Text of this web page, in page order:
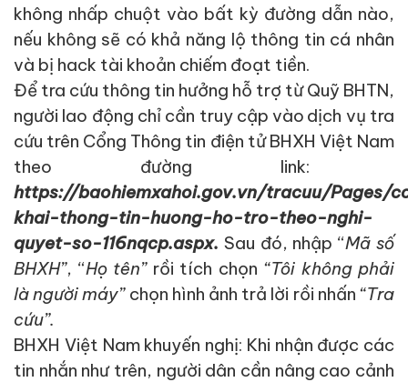
không nhấp chuột vào bất kỳ đường dẫn nào,
nếu không sẽ có khả năng lộ thông tin cá nhân
và bị hack tài khoản chiếm đoạt tiền.
Để tra cứu thông tin hưởng hỗ trợ từ Quỹ BHTN,
người lao động chỉ cần truy cập vào dịch vụ tra
cứu trên Cổng Thông tin điện tử BHXH Việt Nam
theo đường link:
https://baohiemxahoi.gov.vn/tracuu/Pages/
khai-thong-tin-huong-ho-tro-theo-nghi-
quyet-so-116nqcp.aspx. Sau đó, nhập“Mã số
BHXH”, “Họ tên”rồi tích chọn “Tôi không phải
là người máy”chọn hình ảnh trả lời rồi nhấn “Tra
cứu”.
BHXH Việt Nam khuyến nghị: Khi nhận được các
tin nhắn như trên, người dân cần nâng cao cảnh